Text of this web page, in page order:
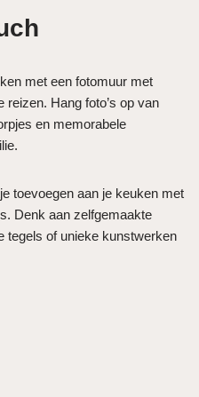
met een fotomuur met
reizen. Hang foto’s op van
en memorabele
toevoegen aan je keuken met
Denk aan zelfgemaakte
tegels of unieke kunstwerken